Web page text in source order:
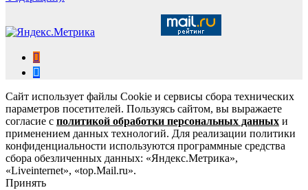
Сайт использует файлы Cookie и сервисы сбора технических
параметров посетителей. Пользуясь сайтом, вы выражаете
согласие с политикой обработки персональных данных и
применением данных технологий. Для реализации политики
конфиденциальности используются программные средства
сбора обезличенных данных: «Яндекс.Метрика»,
«Liveinternet», «top.Mail.ru».
Принять